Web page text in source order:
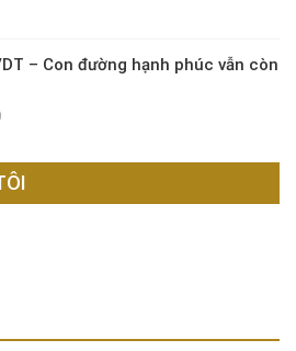
– Con đường hạnh phúc vẫn còn